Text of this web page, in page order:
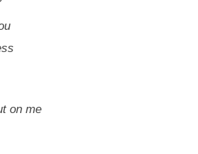
on me